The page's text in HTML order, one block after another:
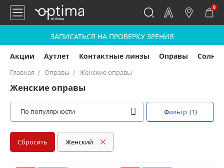
0
ЗАПИСАТЬСЯ НА ПРОВЕРКУ ЗРЕНИЯ
Акции Аутлет Контактные линзы Оправы
Главная Оправы Женские оправы
Женские оправы
По популярности Фильтр (1)
Сбросить Женский